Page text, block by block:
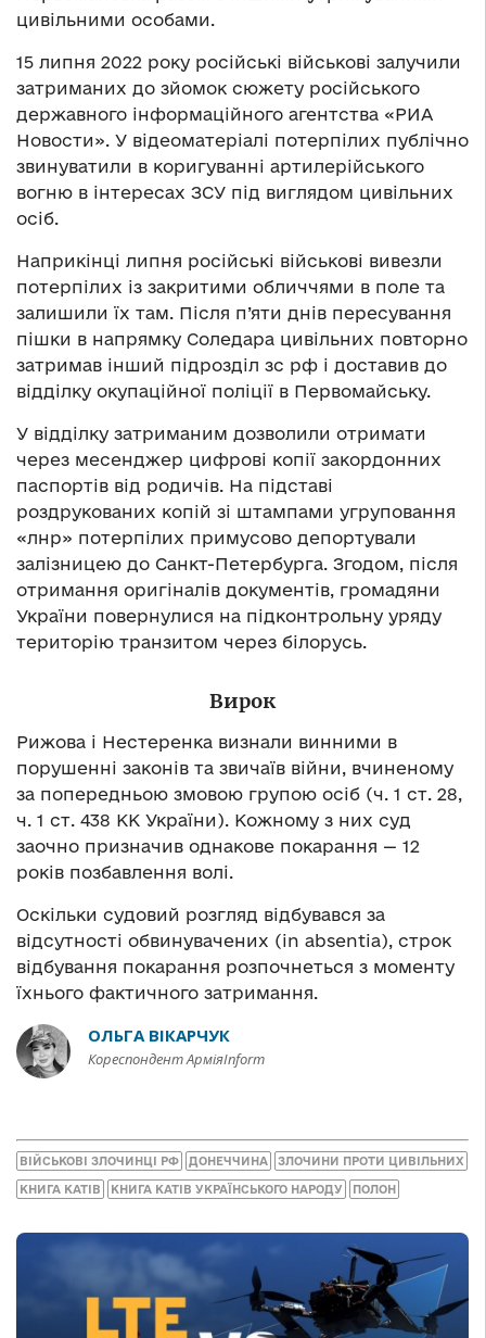
цивільними особами.
15 липня 2022 року російські військові залучили
затриманих до зйомок сюжету російського
державного інформаційного агентства «РИА
Новости». У відеоматеріалі потерпілих публічно
звинуватили в коригуванні артилерійського
вогню в інтересах ЗСУ під виглядом цивільних
осіб.
Наприкінці липня російські військові вивезли
потерпілих із закритими обличчями в поле та
залишили їх там. Після п’яти днів пересування
пішки в напрямку Соледара цивільних повторно
затримав інший підрозділ зс рф і доставив до
відділку окупаційної поліції в Первомайську.
У відділку затриманим дозволили отримати
через месенджер цифрові копії закордонних
паспортів від родичів. На підставі
роздрукованих копій зі штампами угруповання
«лнр» потерпілих примусово депортували
залізницею до Санкт-Петербурга. Згодом, після
отримання оригіналів документів, громадяни
України повернулися на підконтрольну уряду
територію транзитом через білорусь.
Вирок
Рижова і Нестеренка визнали винними в
порушенні законів та звичаїв війни, вчиненому
за попередньою змовою групою осіб (ч. 1 ст. 28,
ч. 1 ст. 438 КК України). Кожному з них суд
заочно призначив однакове покарання — 12
років позбавлення волі.
Оскільки судовий розгляд відбувався за
відсутності обвинувачених (in absentia), строк
відбування покарання розпочнеться з моменту
їхнього фактичного затримання.
ОЛЬГА ВІКАРЧУК
Кореспондент АрміяInform
ВІЙСЬКОВІ ЗЛОЧИНЦІ РФ ДОНЕЧЧИНА ЗЛОЧИНИ ПРОТИ ЦИВІЛЬНИХ
КНИГА КАТІВ КНИГА КАТІВ УКРАЇНСЬКОГО НАРОДУ ПОЛОН